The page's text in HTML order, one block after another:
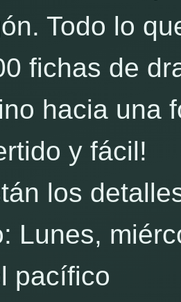
Todo lo
fichas de
hacia una
y fácil!
los
Lunes,
pacífico